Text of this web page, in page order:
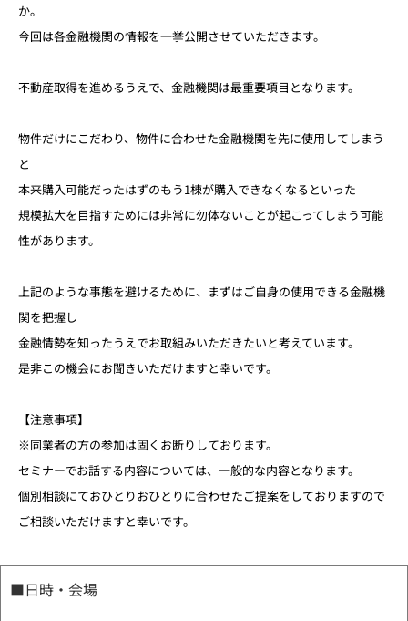
か。
今回は各金融機関の情報を一挙公開させていただきます。
不動産取得を進めるうえで、金融機関は最重要項目となります。
物件だけにこだわり、物件に合わせた金融機関を先に使用してしまう
と
本来購入可能だったはずのもう1棟が購入できなくなるといった
規模拡大を目指すためには非常に勿体ないことが起こってしまう可能
性があります。
上記のような事態を避けるために、まずはご自身の使用できる金融機
関を把握し
金融情勢を知ったうえでお取組みいただきたいと考えています。
是非この機会にお聞きいただけますと幸いです。
【注意事項】
※同業者の方の参加は固くお断りしております。
セミナーでお話する内容については、一般的な内容となります。
個別相談にておひとりおひとりに合わせたご提案をしておりますので
ご相談いただけますと幸いです。
■日時・会場